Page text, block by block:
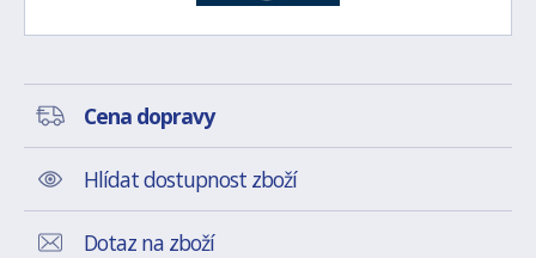
Cena dopravy
Hlídat dostupnost zboží
Dotaz na zboží